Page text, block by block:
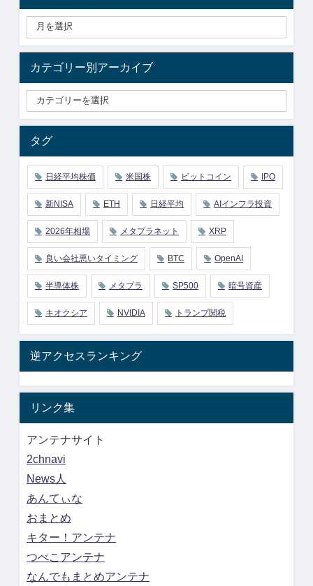
カテゴリー別アーカイブ
タグ
日経平均株価 米国株 ビットコイン IPO
新NISA ETH 日経平均 AIインフラ投資
2026年相場 メタプラネット XRP
良い会社悪いタイミング BTC OpenAI
半導体株 メタプラ SP500 暗号資産
キオクシア NVIDIA トランプ関税
逆アクセスランキング
リンク集
アンテナサイト
2chnavi
News人
あんてぃな
おまとめ
キター！アンテナ
つべこアンテナ
なんでもまとめアンテナ